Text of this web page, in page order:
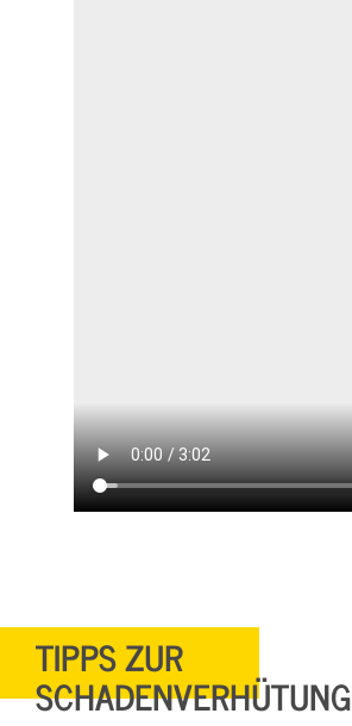
TIPPS ZUR
SCHADENVERHÜTUNG